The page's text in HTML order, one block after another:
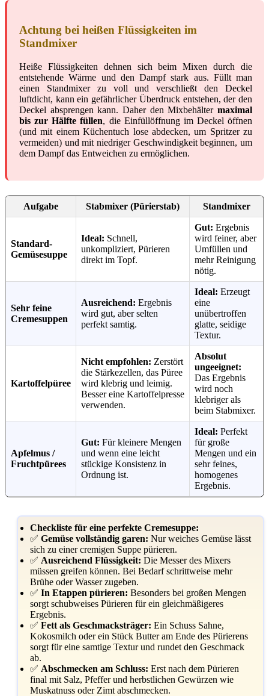
Achtung bei heißen Flüssigkeiten im
Standmixer
Heiße Flüssigkeiten dehnen sich beim Mixen durch die
entstehende Wärme und den Dampf stark aus. Füllt man
einen Standmixer zu voll und verschließt den Deckel
luftdicht, kann ein gefährlicher Überdruck entstehen, der den
Deckel absprengen kann. Daher den Mixbehälter maximal
bis zur Hälfte füllen, die Einfüllöffnung im Deckel öffnen
(und mit einem Küchentuch lose abdecken, um Spritzer zu
vermeiden) und mit niedriger Geschwindigkeit beginnen, um
dem Dampf das Entweichen zu ermöglichen.
Aufgabe Stabmixer (Pürierstab) Standmixer
Standard-
Gemüsesuppe
Ideal: Schnell,
unkompliziert, Pürieren
direkt im Topf.
Gut: Ergebnis
wird feiner, aber
Umfüllen und
mehr Reinigung
nötig.
Sehr feine
Cremesuppen
Ausreichend: Ergebnis
wird gut, aber selten
perfekt samtig.
Ideal: Erzeugt
eine
unübertroffen
glatte, seidige
Textur.
Kartoffelpüree
Nicht empfohlen: Zerstört
die Stärkezellen, das Püree
wird klebrig und leimig.
Besser eine Kartoffelpresse
verwenden.
Absolut
ungeeignet:
Das Ergebnis
wird noch
klebriger als
beim Stabmixer.
Apfelmus /
Fruchtpürees
Gut: Für kleinere Mengen
und wenn eine leicht
stückige Konsistenz in
Ordnung ist.
Ideal: Perfekt
für große
Mengen und ein
sehr feines,
homogenes
Ergebnis.
Checkliste für eine perfekte Cremesuppe:
✅ Gemüse vollständig garen: Nur weiches Gemüse lässt
sich zu einer cremigen Suppe pürieren.
✅ Ausreichend Flüssigkeit: Die Messer des Mixers
müssen greifen können. Bei Bedarf schrittweise mehr
Brühe oder Wasser zugeben.
✅ In Etappen pürieren: Besonders bei großen Mengen
sorgt schubweises Pürieren für ein gleichmäßigeres
Ergebnis.
✅ Fett als Geschmacksträger: Ein Schuss Sahne,
Kokosmilch oder ein Stück Butter am Ende des Pürierens
sorgt für eine samtige Textur und rundet den Geschmack
ab.
✅ Abschmecken am Schluss: Erst nach dem Pürieren
final mit Salz, Pfeffer und herbstlichen Gewürzen wie
Muskatnuss oder Zimt abschmecken.